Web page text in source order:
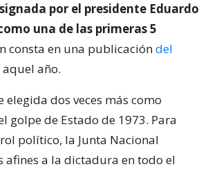
por el presidente Eduardo
una de las primeras 5
consta en una publicacióndel
aquel año.
elegida dos veces más como
golpe de Estado de 1973. Para
político, la Junta Nacional
afines a la dictadura en todo el